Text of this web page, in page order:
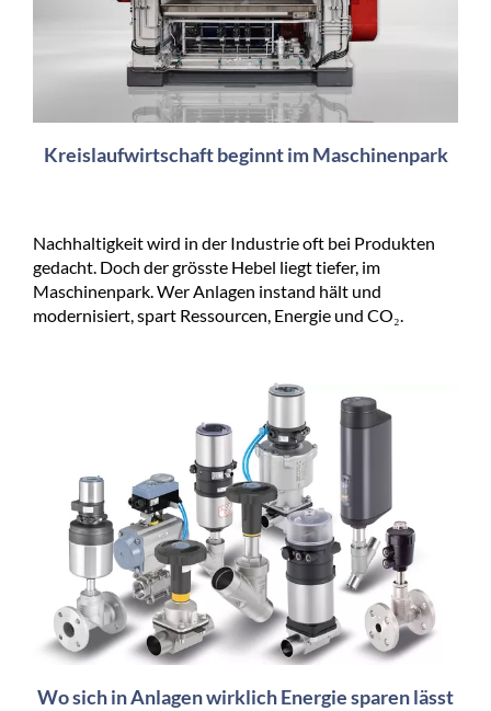
Kreislaufwirtschaft beginnt im Maschinenpark
Nachhaltigkeit wird in der Industrie oft bei Produkten
gedacht. Doch der grösste Hebel liegt tiefer, im
Maschinenpark. Wer Anlagen instand hält und
modernisiert, spart Ressourcen, Energie und CO₂.
Wo sich in Anlagen wirklich Energie sparen lässt